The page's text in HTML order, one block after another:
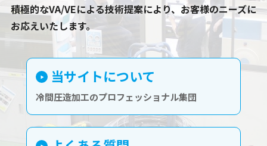
積極的なVA/VEによる技術提案により、お客様のニーズに
お応えいたします。
当サイトについて
冷間圧造加工のプロフェッショナル集団